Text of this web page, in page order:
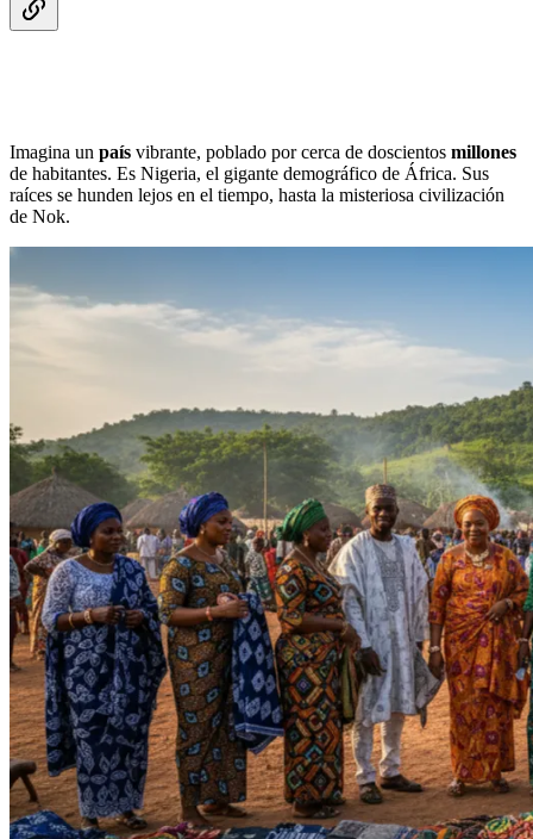
Imagina un país vibrante, poblado por cerca de doscientos millones
de habitantes. Es Nigeria, el gigante demográfico de África. Sus
raíces se hunden lejos en el tiempo, hasta la misteriosa civilización
de Nok.